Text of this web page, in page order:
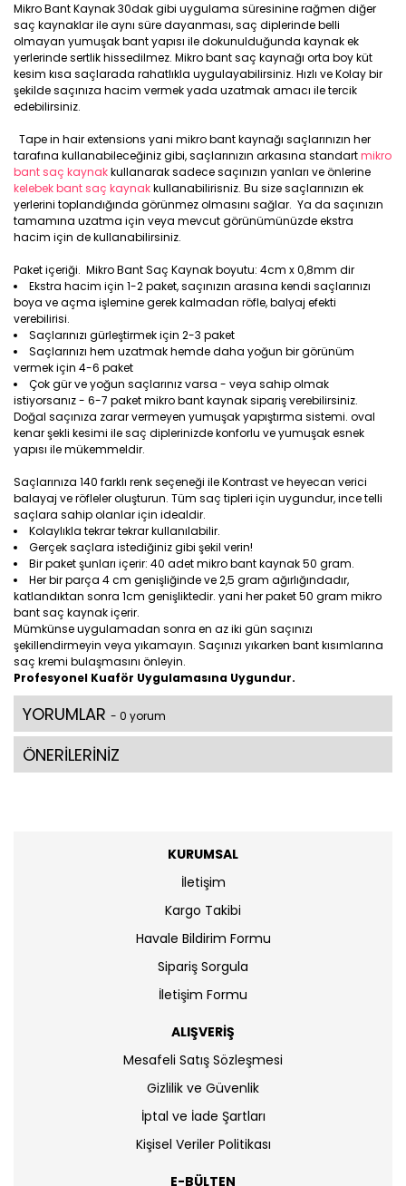
Mikro Bant Kaynak 30dak gibi uygulama süresinine rağmen diğer
saç kaynaklar ile aynı süre dayanması, saç diplerinde belli
olmayan yumuşak bant yapısı ile dokunulduğunda kaynak ek
yerlerinde sertlik hissedilmez. Mikro bant saç kaynağı orta boy küt
kesim kısa saçlarada rahatlıkla uygulayabilirsiniz. Hızlı ve Kolay bir
şekilde saçınıza hacim vermek yada uzatmak amacı ile tercik
edebilirsiniz.
Tape in hair extensions yani mikro bant kaynağı saçlarınızın her
tarafına kullanabileceğiniz gibi, saçlarınızın arkasına standartmikro
bant saç kaynakkullanarak sadece saçınızın yanları ve önlerine
kelebek bant saç kaynakkullanabilirisniz. Bu size saçlarınızın ek
yerlerini toplandığında görünmez olmasını sağlar. Ya da saçınızın
tamamına uzatma için veya mevcut görünümünüzde ekstra
hacim için de kullanabilirsiniz.
Paket içeriği. Mikro Bant Saç Kaynak boyutu: 4cm x 0,8mm dir
Ekstra hacim için 1-2 paket, saçınızın arasına kendi saçlarınızı
boya ve açma işlemine gerek kalmadan röfle, balyaj efekti
verebilirisi.
Saçlarınızı gürleştirmek için 2-3 paket
Saçlarınızı hem uzatmak hemde daha yoğun bir görünüm
vermek için 4-6 paket
Çok gür ve yoğun saçlarınız varsa - veya sahip olmak
istiyorsanız - 6-7 paket mikro bant kaynak sipariş verebilirsiniz.
Doğal saçınıza zarar vermeyen yumuşak yapıştırma sistemi. oval
kenar şekli kesimi ile saç diplerinizde konforlu ve yumuşak esnek
yapısı ile mükemmeldir.
Saçlarınıza 140 farklı renk seçeneği ile Kontrast ve heyecan verici
balayaj ve röfleler oluşturun. Tüm saç tipleri için uygundur, ince telli
saçlara sahip olanlar için idealdir.
Kolaylıkla tekrar tekrar kullanılabilir.
Gerçek saçlara istediğiniz gibi şekil verin!
Bir paket şunları içerir: 40 adet mikro bant kaynak 50 gram.
Her bir parça 4 cm genişliğinde ve 2,5 gram ağırlığındadır,
katlandıktan sonra 1cm genişliktedir. yani her paket 50 gram mikro
bant saç kaynak içerir.
Mümkünse uygulamadan sonra en az iki gün saçınızı
şekillendirmeyin veya yıkamayın. Saçınızı yıkarken bant kısımlarına
saç kremi bulaşmasını önleyin.
Profesyonel Kuaför Uygulamasına Uygundur.
YORUMLAR - 0 yorum
ÖNERİLERİNİZ
KURUMSAL
İletişim
Kargo Takibi
Havale Bildirim Formu
Sipariş Sorgula
İletişim Formu
ALIŞVERİŞ
Mesafeli Satış Sözleşmesi
Gizlilik ve Güvenlik
İptal ve İade Şartları
Kişisel Veriler Politikası
E-BÜLTEN